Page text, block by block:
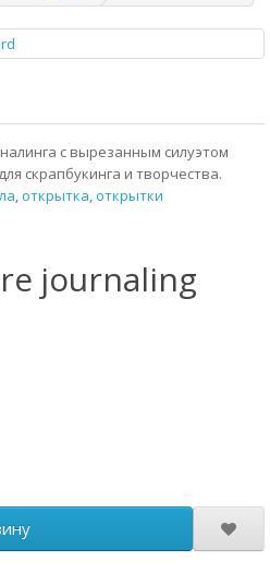
с вырезанным силуэтом
скрапбукинга и творчества.
,открытка,открытки
journaling